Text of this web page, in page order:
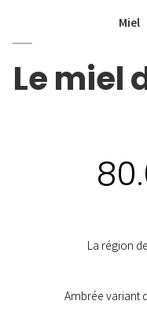
Miel
Le miel
La région
Ambrée variant